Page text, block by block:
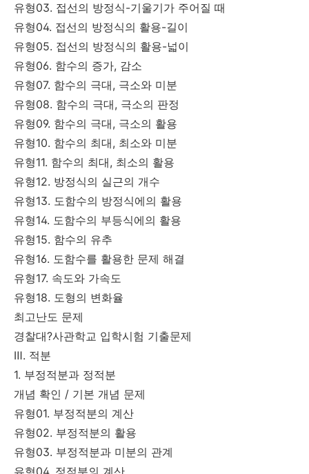
유형03. 접선의 방정식-기울기가 주어질 때
유형04. 접선의 방정식의 활용-길이
유형05. 접선의 방정식의 활용-넓이
유형06. 함수의 증가, 감소
유형07. 함수의 극대, 극소와 미분
유형08. 함수의 극대, 극소의 판정
유형09. 함수의 극대, 극소의 활용
유형10. 함수의 최대, 최소와 미분
유형11. 함수의 최대, 최소의 활용
유형12. 방정식의 실근의 개수
유형13. 도함수의 방정식에의 활용
유형14. 도함수의 부등식에의 활용
유형15. 함수의 유추
유형16. 도함수를 활용한 문제 해결
유형17. 속도와 가속도
유형18. 도형의 변화율
최고난도 문제
경찰대?사관학교 입학시험 기출문제
Ⅲ. 적분
1. 부정적분과 정적분
개념 확인 / 기본 개념 문제
유형01. 부정적분의 계산
유형02. 부정적분의 활용
유형03. 부정적분과 미분의 관계
유형04. 정적분의 계산